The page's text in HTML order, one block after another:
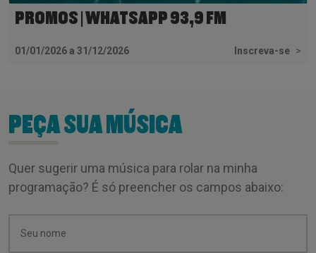
PROMOS | WHATSAPP 93,9 FM
01/01/2026 a 31/12/2026 Inscreva-se >
PEÇA SUA MÚSICA
Quer sugerir uma música para rolar na minha
programação? É só preencher os campos abaixo: